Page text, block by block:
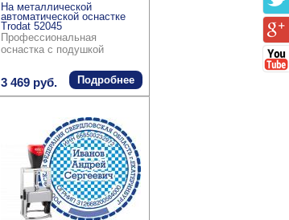
На металлической
автоматической оснастке
Trodat 52045
Профессиональная
оснастка с подушкой
3 469 руб. Подробнее